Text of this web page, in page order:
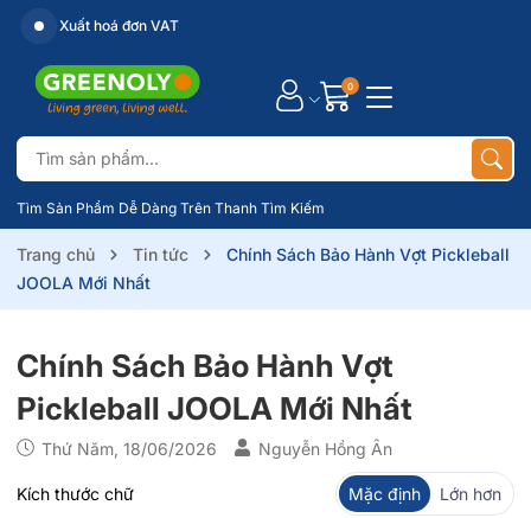
Xuất hoá đơn VAT
Tìm Sản Phẩm Dễ Dàng Trên Thanh Tìm Kiếm
0
Trang chủ Tin tức
Chính Sách Bảo Hành Vợt Pickleball
JOOLA Mới Nhất
Chính Sách Bảo Hành Vợt
Pickleball JOOLA Mới Nhất
Thứ Năm, 18/06/2026 Nguyễn Hồng Ân
Kích thước chữ Mặc định Lớn hơn